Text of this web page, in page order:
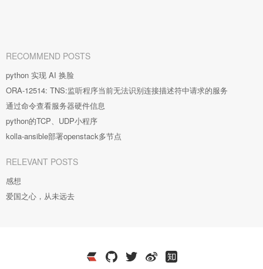
RECOMMEND POSTS
python 实现 AI 换脸
ORA-12514: TNS:监听程序当前无法识别连接描述符中请求的服务
通过命令查看服务器硬件信息
python的TCP、UDP小程序
kolla-ansible部署openstack多节点
RELEVANT POSTS
感想
爱国之心，从未远去